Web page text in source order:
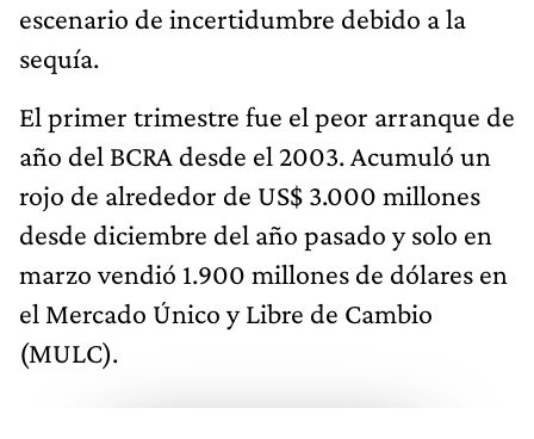
escenario de incertidumbre debido a la
sequía.
El primer trimestre fue el peor arranque de
año del BCRA desde el 2003. Acumuló un
rojo de alrededor de US$ 3.000 millones
desde diciembre del año pasado y solo en
marzo vendió 1.900 millones de dólares en
el Mercado Único y Libre de Cambio
(MULC).